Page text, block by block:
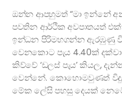
ඔන්න ආපහුමත් “මා ඉන්නේ
පවතින ආර්ථික අවපාතයත්
ඉන්ධන පිරිමහගන්න ඇරඹුණු
වෙනකොට පැය 4.40ක් දක්වා
කිව්වේ ‘ඩලස් පැය’ කියල,
වෙන්නේ. කොහොමවුණත්
මේක ලේසි පහසු දෙයක්